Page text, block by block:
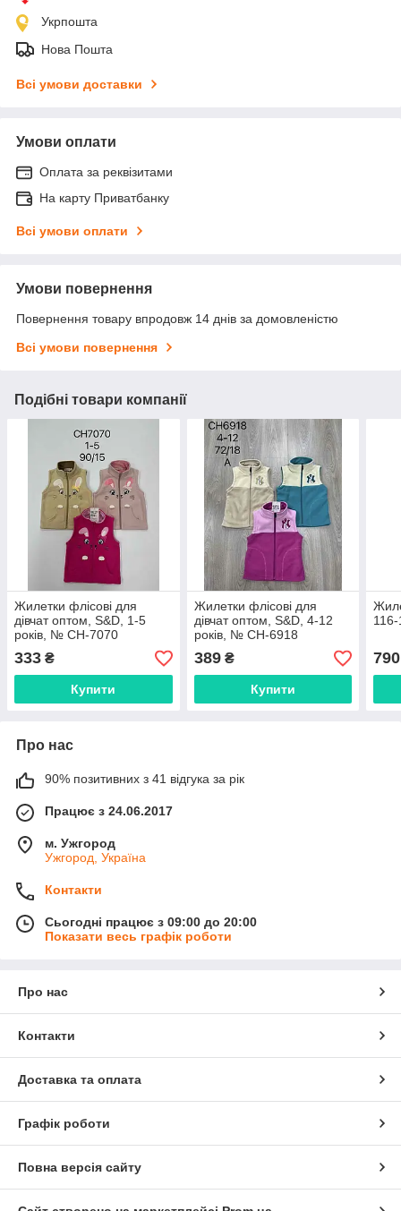
Укрпошта
Нова Пошта
Всі умови доставки
Умови оплати
Оплата за реквізитами
На карту Приватбанку
Всі умови оплати
Умови повернення
Повернення товару впродовж 14 днів за домовленістю
Всі умови повернення
Подібні товари компанії
Жилетки флісові для
дівчат оптом, S&D, 1-5
років, № CH-7070
333 ₴
Купити
Жилетки флісові для
дівчат оптом, S&D, 4-12
років, № CH-6918
389₴
Купити
790
Про нас
90% позитивних з 41 відгука за рік
Працює з 24.06.2017
м. Ужгород
Ужгород, Україна
Контакти
Сьогодні працює з 09:00 до 20:00
Показати весь графік роботи
Про нас
Контакти
Доставка та оплата
Графік роботи
Повна версія сайту